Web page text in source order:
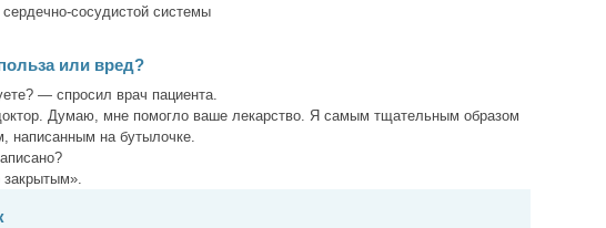
сосудистой системы
или вред?
— спросил врач пациента.
Думаю, мне помогло ваше лекарство. Я самым тщательным образом
написанным на бутылочке.